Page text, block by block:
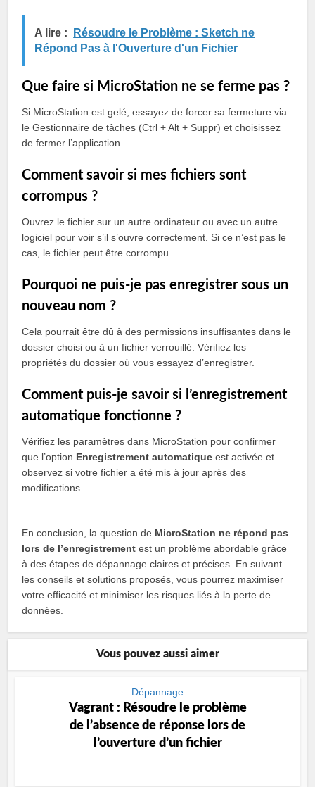
A lire :
Résoudre le Problème : Sketch ne
Répond Pas à l'Ouverture d'un Fichier
Que faire si MicroStation ne se ferme pas ?
Si MicroStation est gelé, essayez de forcer sa fermeture via
le Gestionnaire de tâches (Ctrl + Alt + Suppr) et choisissez
de fermer l’application.
Comment savoir si mes fichiers sont
corrompus ?
Ouvrez le fichier sur un autre ordinateur ou avec un autre
logiciel pour voir s’il s’ouvre correctement. Si ce n’est pas le
cas, le fichier peut être corrompu.
Pourquoi ne puis-je pas enregistrer sous un
nouveau nom ?
Cela pourrait être dû à des permissions insuffisantes dans le
dossier choisi ou à un fichier verrouillé. Vérifiez les
propriétés du dossier où vous essayez d’enregistrer.
Comment puis-je savoir si l’enregistrement
automatique fonctionne ?
Vérifiez les paramètres dans MicroStation pour confirmer
que l’option Enregistrement automatique est activée et
observez si votre fichier a été mis à jour après des
modifications.
En conclusion, la question de MicroStation ne répond pas
lors de l’enregistrement est un problème abordable grâce
à des étapes de dépannage claires et précises. En suivant
les conseils et solutions proposés, vous pourrez maximiser
votre efficacité et minimiser les risques liés à la perte de
données.
Vous pouvez aussi aimer
Dépannage
Vagrant : Résoudre le problème
de l’absence de réponse lors de
l’ouverture d’un fichier